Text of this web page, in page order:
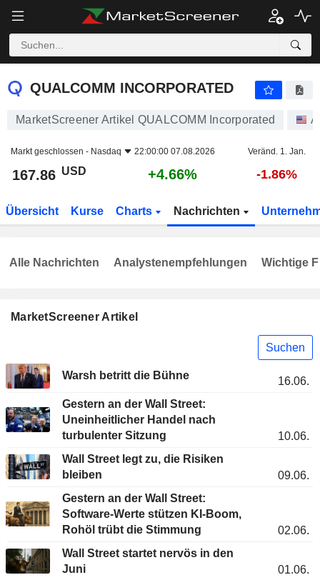
QUALCOMM INCORPORATED
MarketScreener Artikel QUALCOMM Incorporated
Markt geschlossen - Nasdaq 22:00:00 07.08.2026 Veränd. 1. Jan.
167.86 USD +4.66% -1.86%
Übersicht Kurse Charts Nachrichten
MarketScreener Artikel
Suchen
Warsh betritt die Bühne
16.06.
Gestern an der Wall Street:
Uneinheitlicher Handel nach
turbulenter Sitzung
10.06.
Wall Street legt zu, die Risiken
bleiben
09.06.
Gestern an der Wall Street:
Software-Werte stützen KI-Boom,
Rohöl trübt die Stimmung
02.06.
Wall Street startet nervös in den
Juni
01.06.
Alle Nachrichten Analystenempfehlungen Wichtige